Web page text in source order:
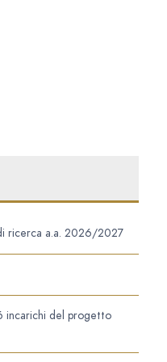
ricerca a.a. 2026/2027
incarichi del progetto